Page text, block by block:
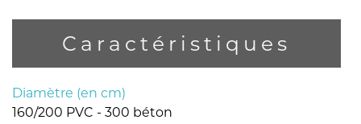
Caractéristiques
Diamètre (en cm)
160/200 PVC - 300 béton